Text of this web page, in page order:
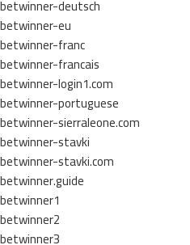
betwinner-deutsch
betwinner-eu
betwinner-franc
betwinner-francais
betwinner-login1.com
betwinner-portuguese
betwinner-sierraleone.com
betwinner-stavki
betwinner-stavki.com
betwinner.guide
betwinner1
betwinner2
betwinner3